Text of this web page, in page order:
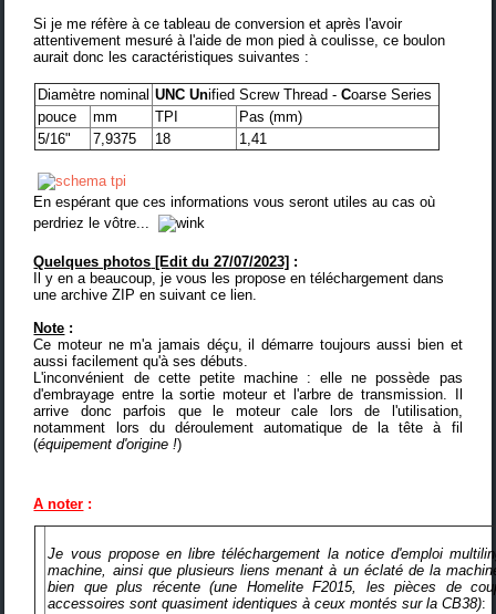
Si je me réfère à cetableau de conversion et après l'avoir
attentivement mesuré à l'aide de mon pied à coulisse, ce boulon
aurait donc les caractéristiques suivantes :
Diamètre nominal UNC Unified Screw Thread -Coarse Series
pouce
mm TPI
Pas (mm)
5/16"
7,9375 18 1,41
En espérant que ces informations vous seront utiles au cas où
perdriez le vôtre...
Quelques photos [Edit du 27/07/2023] :
Il y en a beaucoup, je vous les propose entéléchargement dans
une archive ZIP en suivant ce lien.
Note :
Ce moteur ne m'a jamais déçu, il démarre toujours aussi bien et
aussi facilement qu'à ses débuts.
L'inconvénient de cette petite machine : elle ne possède pas
d'embrayage entre la sortie moteur et l'arbre de transmission. Il
arrive donc parfois que le moteur cale lors de l'utilisation,
notamment lors du déroulement automatique de la tête à fil
(équipement d'origine !)
A noter :
Je vous propose en libre téléchargement la notice d'emploi
machine, ainsi que plusieurs liens menant à un éclaté de la
bien que plus récente (une Homelite F2015, les pièces de
accessoires sont quasiment identiques à ceux montés sur la CB38):